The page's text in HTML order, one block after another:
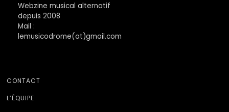
Webzine musical alternatif
depuis 2008
Mail :
lemusicodrome(at)gmail.com
CONTACT
L’ÉQUIPE